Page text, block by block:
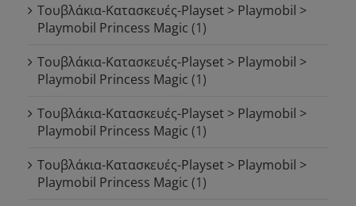
Τουβλάκια-Κατασκευές-Playset > Playmobil >
Playmobil Princess Magic (1)
Τουβλάκια-Κατασκευές-Playset > Playmobil >
Playmobil Princess Magic (1)
Τουβλάκια-Κατασκευές-Playset > Playmobil >
Playmobil Princess Magic (1)
Τουβλάκια-Κατασκευές-Playset > Playmobil >
Playmobil Princess Magic (1)